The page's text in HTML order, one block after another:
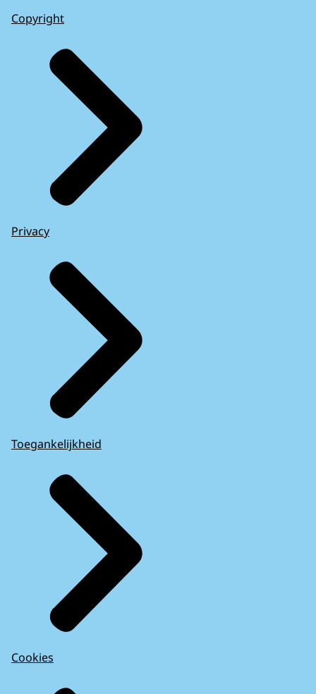
Copyright
Privacy
Toegankelijkheid
Cookies